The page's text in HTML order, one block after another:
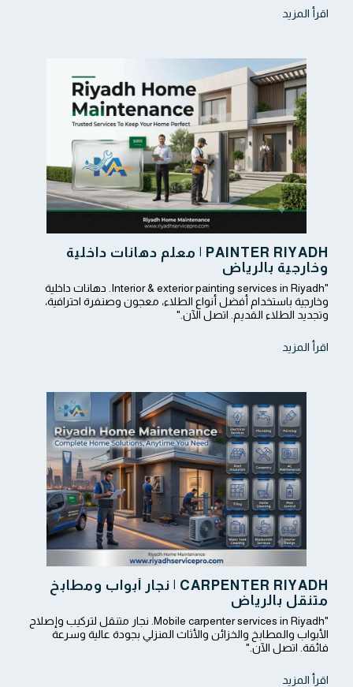
اقرأ المزيد
PAINTER RIYADH | معلم دهانات داخلية
وخارجية بالرياض
"Interior & exterior painting services in Riyadh. دهانات داخلية
وخارجية باستخدام أفضل أنواع الطلاء، معجون وصنفرة احترافية،
وتجديد الطلاء القديم. اتصل الآن."
اقرأ المزيد
CARPENTER RIYADH | نجار أبواب ومطابخ
متنقل بالرياض
"Mobile carpenter services in Riyadh. نجار متنقل لتركيب وإصلاح
الأبواب والمطابخ والخزائن والأثاث المنزلي بجودة عالية وسرعة
فائقة. اتصل الآن."
اقرأ المزيد